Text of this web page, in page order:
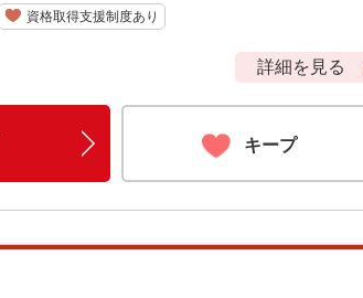
資格取得支援制度あり
詳細を見る
キープ